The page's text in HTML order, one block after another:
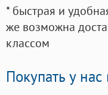
* быстрая и
же возможна
классом
Покупать у